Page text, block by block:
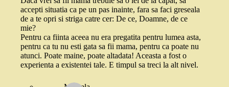
accepti situatia ca pe un pas inainte, fara sa faci greseala
de a te opri si striga catre cer: De ce, Doamne, de ce
mie?
Pentru ca fiinta aceea nu era pregatita pentru lumea asta,
pentru ca tu nu esti gata sa fii mama, pentru ca poate nu
atunci. Poate maine, poate altadata! Aceasta a fost o
experienta a existentei tale. E timpul sa treci la alt nivel.